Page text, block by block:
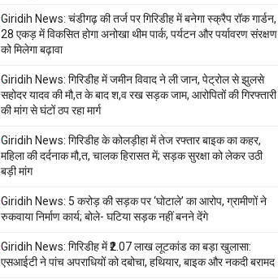
Giridih News: चंडीगढ़ की तर्ज पर गिरिडीह में बनेगा स्क्रैप रॉक गार्डन,
28 एकड़ में विकसित होगा अनोखा थीम पार्क, पर्यटन और पर्यावरण संरक्षण
को मिलेगा बढ़ावा
Giridih News: गिरिडीह में जमीन विवाद ने ली जान, पेट्रोल से झुलसे
सहोदर यादव की मौ,त के बाद श,व रख सड़क जाम, आरोपितों की गिरफ्तारी
की मांग से घंटों ठप रहा मार्ग
Giridih News: गिरिडीह के कोलड़ीहा में तेज रफ्तार बाइक का कहर,
महिला की दर्दनाक मौ,त, चालक हिरासत में; सड़क सुरक्षा को लेकर उठी
बड़ी मांग
Giridih News: 5 करोड़ की सड़क पर ‘घोटाले’ का आरोप, ग्रामीणों ने
रुकवाया निर्माण कार्य; बोले- घटिया सड़क नहीं बनने देंगे
Giridih News: गिरिडीह में ₹2.07 लाख लूटकांड का बड़ा खुलासा:
एसआईटी ने पांच अपराधियों को दबोचा, हथियार, बाइक और नकदी बरामद